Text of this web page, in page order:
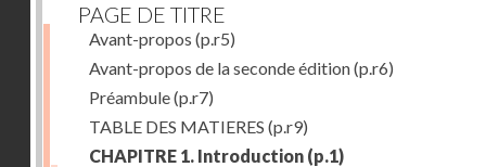
PAGE DE TITRE
Avant-propos (p.r5)
Avant-propos de la seconde édition(p.r6)
Préambule(p.r7)
TABLE DES MATIERES (p.r9)
CHAPITRE 1. Introduction (p.1)